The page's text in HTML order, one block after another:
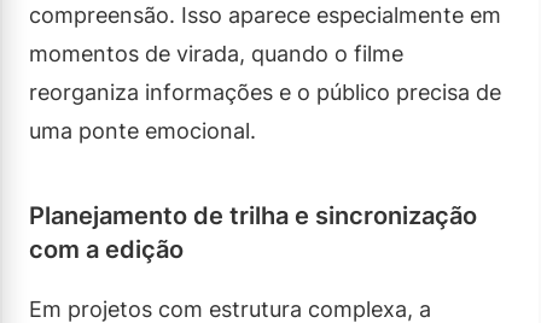
compreensão. Isso aparece especialmente em
momentos de virada, quando o filme
reorganiza informações e o público precisa de
uma ponte emocional.
Planejamento de trilha e sincronização
com a edição
Em projetos com estrutura complexa, a